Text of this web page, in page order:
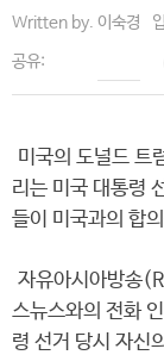
Written by. 이숙경
공유:
미국의 도널드 트
리는 미국 대통령
들이 미국과의 합
자유아시아방송
스뉴스와의 전화
령 선거 당시 자신